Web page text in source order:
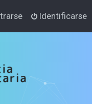
Identificarse